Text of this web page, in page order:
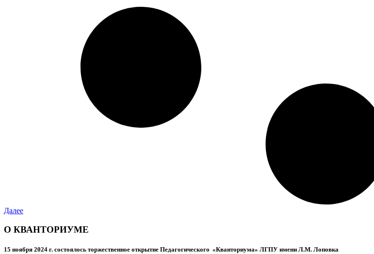
Далее
О КВАНТОРИУМЕ
15 ноября 2024 г. состоялось торжественное открытие Педагогического «Кванториума» ЛГПУ имени Л.М. Лоповка